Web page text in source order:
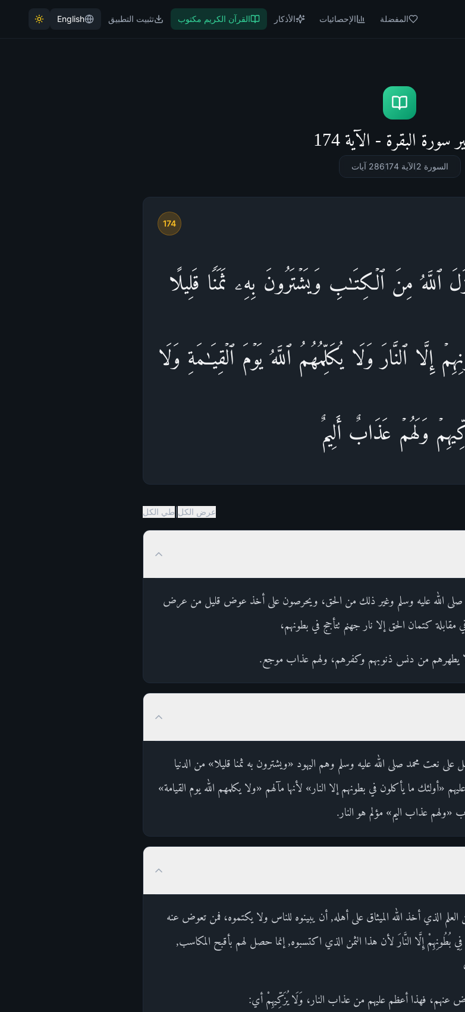
المفضلة الإحصائيات الأذكار القرآن الكريم مكتوب تثبيت التطبيق English
سورة البقرة - الآية 174
السورة 2 الآية 174 286 آيات
174
ٱللَّهُ مِنَ ٱلۡكِتَـٰبِ وَیَشۡتَرُونَ بِهِۦ ثَمَنࣰا قَلِیلًا
إِلَّا ٱلنَّارَ وَلَا یُكَلِّمُهُمُ ٱللَّهُ یَوۡمَ ٱلۡقِیَـٰمَةِ وَلَا
وَلَهُمۡ عَذَابٌ أَلِیمٌ
عرض الكل طي الكل
صلى الله عليه وسلم وغير ذلك من الحق، ويحرصون على أخذ عوض قليل من عرض
مقابلة كتمان الحق إلا نار جهنم تتأجج في بطونهم،
ولا يطهرهم من دنس ذنوبهم وكفرهم، ولهم عذاب موجع.
نعت محمد صلى الله عليه وسلم وهم اليهود «ويشترون به ثمنا قليلا» من الدنيا
«أولئك ما يأكلون في بطونهم إلا النار» لأنها مآلهم «ولا يكلمهم الله يوم القيامة»
عذاب اليم» مؤلم هو النار.
الذي أخذ الله الميثاق على أهله, أن يبينوه للناس ولا يكتموه، فمن تعوض عنه
فِي بُطُونِهِمْ إِلَّا النَّارَ لأن هذا الثمن الذي اكتسبوه, إنما حصل لهم بأقبح المكاسب,
عنهم، فهذا أعظم عليهم من عذاب النار، وَلَا يُزَكِّيهِمْ أي: